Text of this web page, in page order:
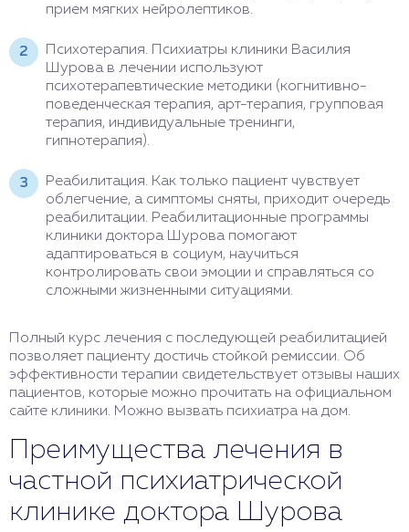
прием мягких нейролептиков.
Психотерапия. Психиатры клиники Василия
Шурова в лечении используют
психотерапевтические методики (когнитивно-
поведенческая терапия, арт-терапия, групповая
терапия, индивидуальные тренинги,
гипнотерапия).
Реабилитация. Как только пациент чувствует
облегчение, а симптомы сняты, приходит очередь
реабилитации. Реабилитационные программы
клиники доктора Шурова помогают
адаптироваться в социум, научиться
контролировать свои эмоции и справляться со
сложными жизненными ситуациями.
Полный курс лечения с последующей реабилитацией
позволяет пациенту достичь стойкой ремиссии. Об
эффективности терапии свидетельствует отзывы наших
пациентов, которые можно прочитать на официальном
сайте клиники. Можно вызвать психиатра на дом.
Преимущества лечения в
частной психиатрической
клинике доктора Шурова